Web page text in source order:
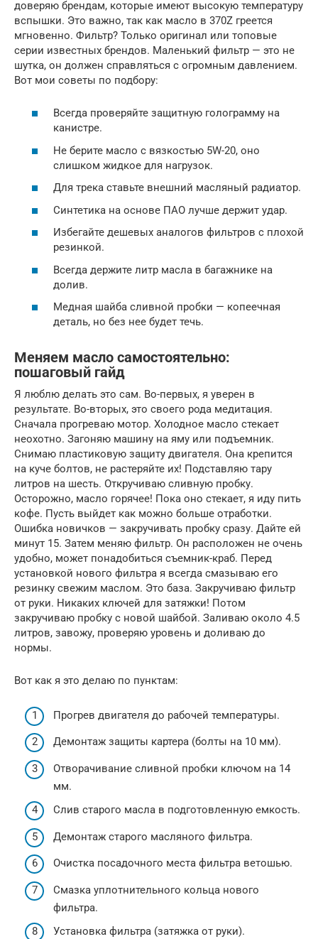
доверяю брендам, которые имеют высокую температуру
вспышки. Это важно, так как масло в 370Z греется
мгновенно. Фильтр? Только оригинал или топовые
серии известных брендов. Маленький фильтр — это не
шутка, он должен справляться с огромным давлением.
Вот мои советы по подбору:
Всегда проверяйте защитную голограмму на
канистре.
Не берите масло с вязкостью 5W-20, оно
слишком жидкое для нагрузок.
Для трека ставьте внешний масляный радиатор.
Синтетика на основе ПАО лучше держит удар.
Избегайте дешевых аналогов фильтров с плохой
резинкой.
Всегда держите литр масла в багажнике на
долив.
Медная шайба сливной пробки — копеечная
деталь, но без нее будет течь.
Меняем масло самостоятельно:
пошаговый гайд
Я люблю делать это сам. Во-первых, я уверен в
результате. Во-вторых, это своего рода медитация.
Сначала прогреваю мотор. Холодное масло стекает
неохотно. Загоняю машину на яму или подъемник.
Снимаю пластиковую защиту двигателя. Она крепится
на куче болтов, не растеряйте их! Подставляю тару
литров на шесть. Откручиваю сливную пробку.
Осторожно, масло горячее! Пока оно стекает, я иду пить
кофе. Пусть выйдет как можно больше отработки.
Ошибка новичков — закручивать пробку сразу. Дайте ей
минут 15. Затем меняю фильтр. Он расположен не очень
удобно, может понадобиться съемник-краб. Перед
установкой нового фильтра я всегда смазываю его
резинку свежим маслом. Это база. Закручиваю фильтр
от руки. Никаких ключей для затяжки! Потом
закручиваю пробку с новой шайбой. Заливаю около 4.5
литров, завожу, проверяю уровень и доливаю до
нормы.
Вот как я это делаю по пунктам:
Прогрев двигателя до рабочей температуры.
Демонтаж защиты картера (болты на 10 мм).
Отворачивание сливной пробки ключом на 14
мм.
Слив старого масла в подготовленную емкость.
Демонтаж старого масляного фильтра.
Очистка посадочного места фильтра ветошью.
Смазка уплотнительного кольца нового
фильтра.
Установка фильтра (затяжка от руки).